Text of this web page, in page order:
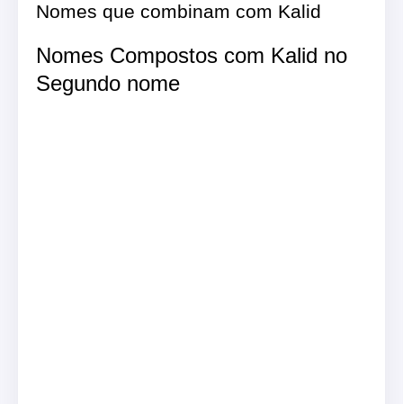
Nomes que combinam com Kalid
Nomes Compostos com Kalid no
Segundo nome